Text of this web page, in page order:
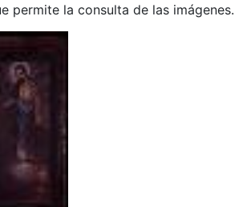
permite la consulta de las imágenes.